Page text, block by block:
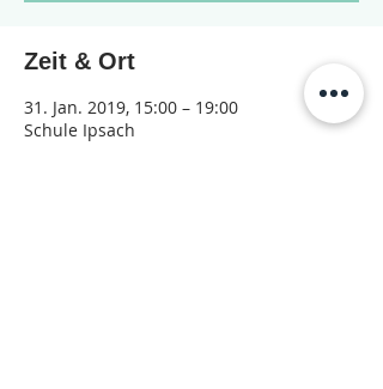
Zeit & Ort
31. Jan. 2019, 15:00 – 19:00
Schule Ipsach